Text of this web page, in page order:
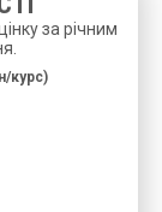
за річним
курс)